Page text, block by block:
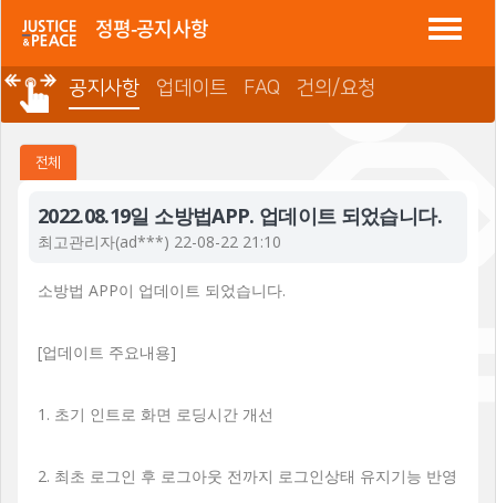
정평 "소방법"
정평-공지사항
공지사항 업데이트 FAQ 건의/요청
전체
2022.08.19일 소방법APP. 업데이트 되었습니다.
최고관리자(ad***) 22-08-22 21:10
소방법 APP이 업데이트 되었습니다.
[업데이트 주요내용]
1. 초기 인트로 화면 로딩시간 개선
2. 최초 로그인 후 로그아웃 전까지 로그인상태 유지기능 반영